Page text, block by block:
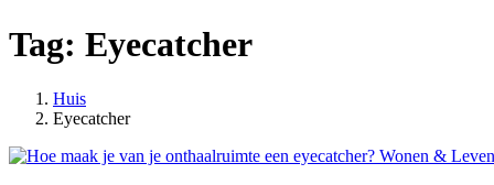
Tag: Eyecatcher
Huis
Posts
Eyecatcher
Wonen & Leven